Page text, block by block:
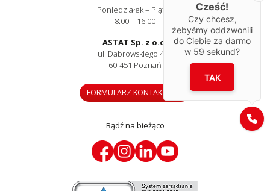
Poniedziałek – Piątek
8:00 – 16:00
ASTAT Sp. z o.o.
ul. Dąbrowskiego 441
60-451 Poznań
FORMULARZ KONTAKTOWY
Bądź na bieżąco
Cześć!
Czy chcesz,
żebyśmy oddzwonili
do Ciebie za darmo
w 59 sekund?
TAK